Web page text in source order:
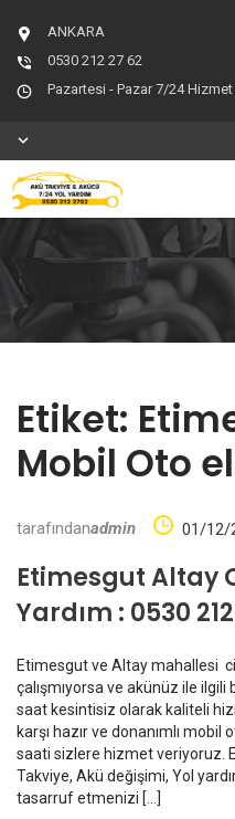
ANKARA
0530 212 27 62
Pazartesi - Pazar 7/24
Etiket:
Mobil Oto
tarafındanadmin 01/12/
Etimesgut Altay
Yardım : 0530
Etimesgut ve Altay mahallesi
çalışmıyorsa ve akünüz ile
saat kesintisiz olarak kaliteli
karşı hazır ve donanımlı
saati sizlere hizmet veriyoruz.
Takviye, Akü değişimi, Yol
tasarruf etmenizi […]